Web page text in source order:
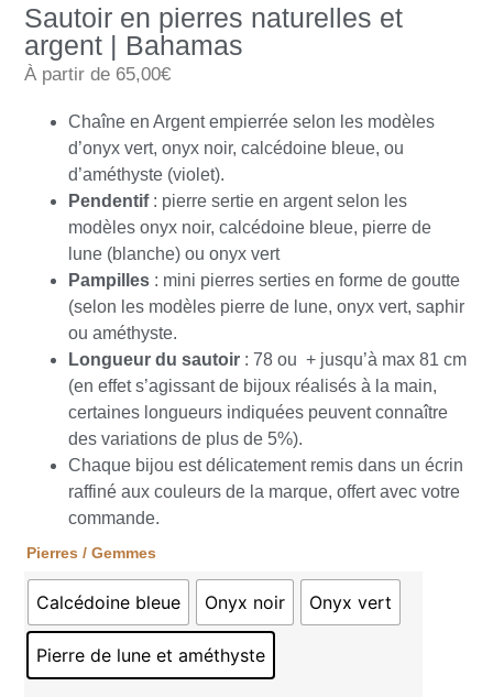
Sautoir en pierres naturelles et
argent | Bahamas
À partir de 65,00€
Chaîne en Argent empierrée selon les modèles
d’onyx vert, onyx noir, calcédoine bleue, ou
d’améthyste (violet).
Pendentif: pierre sertie en argent selon les
modèles onyx noir, calcédoine bleue, pierre de
lune (blanche) ou onyx vert
Pampilles : mini pierres serties en forme de goutte
(selon les modèles pierre de lune, onyx vert, saphir
ou améthyste.
Longueur du sautoir : 78 ou + jusqu’à max 81 cm
(en effet s’agissant de bijoux réalisés à la main,
certaines longueurs indiquées peuvent connaître
des variations de plus de 5%).
Chaque bijou est délicatement remis dans un écrin
raffiné aux couleurs de la marque, offert avec votre
commande.
Pierres / Gemmes
Calcédoine bleue Onyx noir Onyx vert
Pierre de lune et améthyste